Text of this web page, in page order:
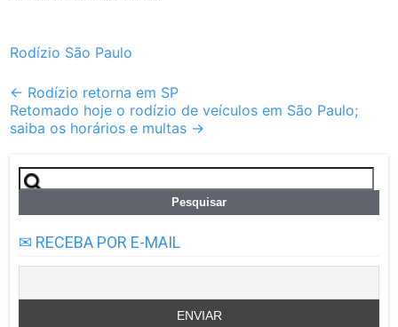
Rodízio São Paulo
Post
navigation
← Rodízio retorna em SP
Retomado hoje o rodízio de veículos em São Paulo;
saiba os horários e multas →
Pesquisar
por:
✉ RECEBA POR E-MAIL